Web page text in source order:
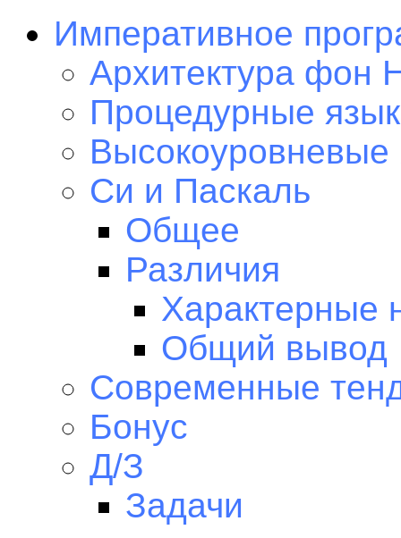
Императивное
Архитектура фон
Процедурные
Си и Паскаль
Общее
Различия
Характерные
Общий вывод
Современные
Бонус
Д/З
Задачи